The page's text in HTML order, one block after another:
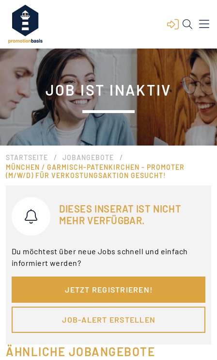
JOB IST INAKTIV
STARTSEITE / JOBANGEBOTE /
MÜNCHEN / GARMISCH-PATENKIRCHEN - PROMOTER
(M/W/D) FÜR VERKOSTUNGSAKTION GESUCHT!
DIESES INSERAT IST NICHT
MEHR VERFÜGBAR.
Du möchtest über neue Jobs schnell und einfach
informiert werden?
JETZT REGISTRIEREN!
JOB-ALERT ERSTELLEN
ÄHNLICHE JOBANGEBOTE